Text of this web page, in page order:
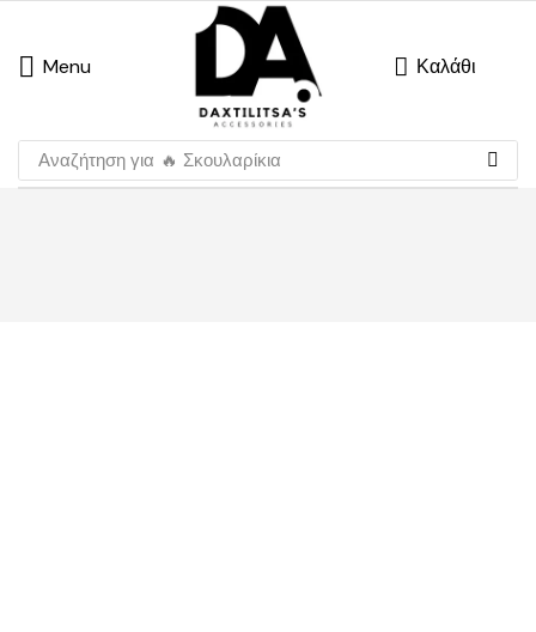
Menu Καλάθι
Αναζήτηση για 🔥 Σκουλαρίκια